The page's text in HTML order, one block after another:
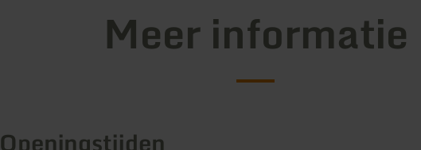
Meer informatie
Openingstijden